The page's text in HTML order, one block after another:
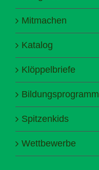
Mitmachen
Katalog
Klöppelbriefe
Bildungsprogramm
Spitzenkids
Wettbewerbe